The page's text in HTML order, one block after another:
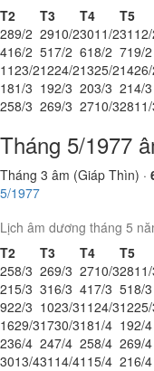
T2
T3 T4 T5
289/2 2910/23011/231
416/2 517/2 618/2 719/2
1123/21224/21325/214
181/3 192/3 203/3 214/3
258/3 269/3 2710/328
Tháng 5/1977
Tháng 3 âm (Giáp Thìn) ·
5/1977
Lịch âm dương tháng 5
T2
T3 T4 T5
258/3 269/3 2710/328
215/3 316/3 417/3 518/3
922/3 1023/31124/312
1629/31730/3181/4 192/4
236/4 247/4 258/4 269/4
3013/431 14/41 15/4 216/4